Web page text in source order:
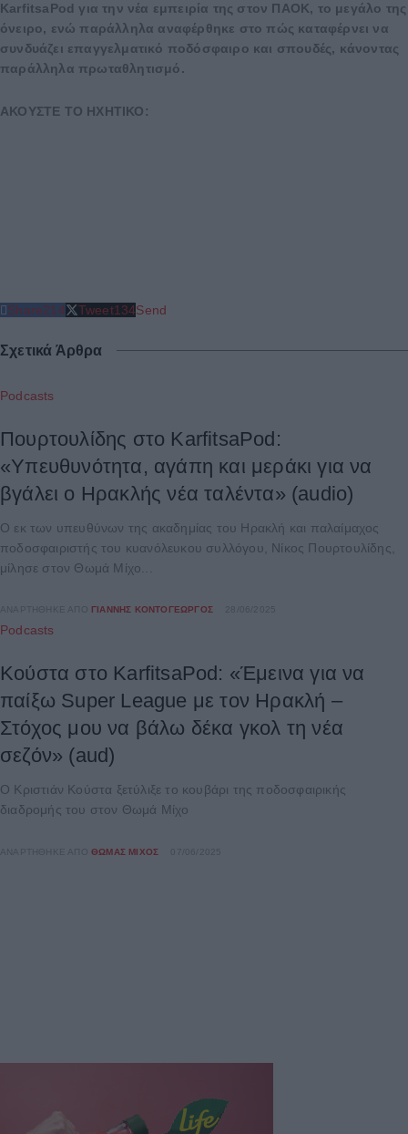
KarfitsaPod για την νέα εμπειρία της στον ΠΑΟΚ, το μεγάλο της
όνειρο, ενώ παράλληλα αναφέρθηκε στο πώς καταφέρνει να
συνδυάζει επαγγελματικό ποδόσφαιρο και σπουδές, κάνοντας
παράλληλα πρωταθλητισμό.
ΑΚΟΥΣΤΕ ΤΟ ΗΧΗΤΙΚΟ:
Share214 Tweet134Send
Σχετικά Άρθρα
Podcasts
Πουρτουλίδης στο KarfitsaPod:
«Υπευθυνότητα, αγάπη και μεράκι για να
βγάλει ο Ηρακλής νέα ταλέντα» (audio)
Ο εκ των υπευθύνων της ακαδημίας του Ηρακλή και παλαίμαχος
ποδοσφαιριστής του κυανόλευκου συλλόγου, Νίκος Πουρτουλίδης,
μίλησε στον Θωμά Μίχο...
ΓΙΆΝΝΗΣ ΚΟΝΤΟΓΕΏΡΓΟΣ
Podcasts
Κούστα στο KarfitsaPod: «Έμεινα για να
παίξω Super League με τον Ηρακλή –
Στόχος μου να βάλω δέκα γκολ τη νέα
σεζόν» (aud)
Ο Κριστιάν Κούστα ξετύλιξε το κουβάρι της ποδοσφαιρικής
διαδρομής του στον Θωμά Μίχο
ΑΝΑΡΤΉΘΗΚΕ ΑΠΌ ΘΩΜΆΣ ΜΊΧΟΣ